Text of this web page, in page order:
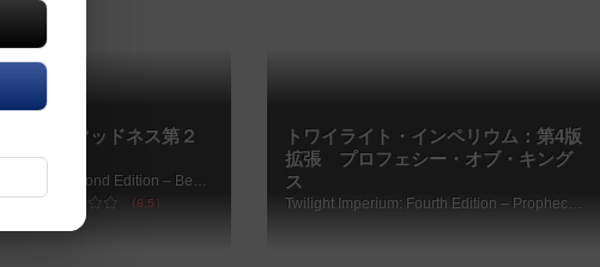
・オブ・マッドネス第２
えて
Mansions of Madness: Second Edition – Beyond the Threshold
6.5
トワイライト・インペリウム：第4版
拡張 プロフェシー・オブ・キング
ス
Twilight Imperium: Fourth Edition – Prophecy of Kings